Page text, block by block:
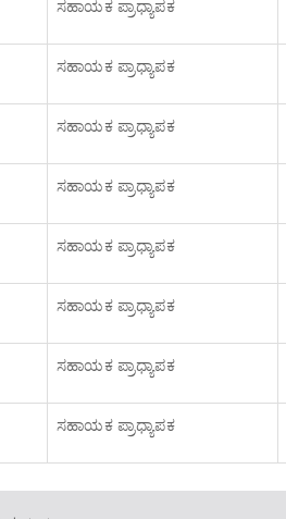
ಸಹಾಯಕ ಪ್ರಾಧ್ಯಾಪಕ
ಸಹಾಯಕ ಪ್ರಾಧ್ಯಾಪಕ
ಸಹಾಯಕ ಪ್ರಾಧ್ಯಾಪಕ
ಸಹಾಯಕ ಪ್ರಾಧ್ಯಾಪಕ
ಸಹಾಯಕ ಪ್ರಾಧ್ಯಾಪಕ
ಸಹಾಯಕ ಪ್ರಾಧ್ಯಾಪಕ
ಸಹಾಯಕ ಪ್ರಾಧ್ಯಾಪಕ
ಸಹಾಯಕ ಪ್ರಾಧ್ಯಾಪಕ